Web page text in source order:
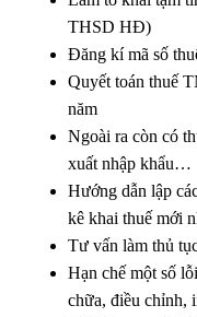
THSD HĐ)
Đăng kí mã số
Quyết toán thuế
năm
Ngoài ra còn có
xuất nhập khẩu…
Hướng dẫn lập
kê khai thuế mới
Tư vấn làm thủ
Hạn chế một số
chữa, điều chỉnh,